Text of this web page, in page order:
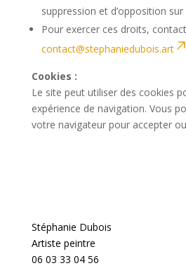
suppression et d’opposition
Pour exercer ces droits,
contact@stephaniedubois.art
Cookies :
Le site peut utiliser des cookies
expérience de navigation. Vous
votre navigateur pour accepter
Stéphanie Dubois
Artiste peintre
06 03 33 04 56